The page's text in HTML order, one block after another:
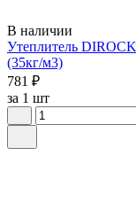
В наличии
Утеплитель
(35кг/м3)
781 ₽
за 1 шт